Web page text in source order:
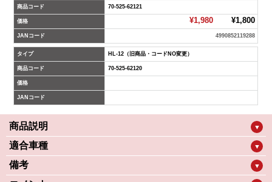
商品コード 70-525-62121
価格 ¥1,980¥1,800
JANコード 4990852119288
タイプ HL-12（旧商品・コードNO変更）
商品コード 70-525-62120
価格
JANコード
商品説明 ▼
適合車種 ▼
備考 ▼